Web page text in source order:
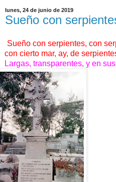
lunes, 24 de junio de 2019
Sueño con
Sueño con serpientes, con
mar, ay, de
transparentes, y en sus